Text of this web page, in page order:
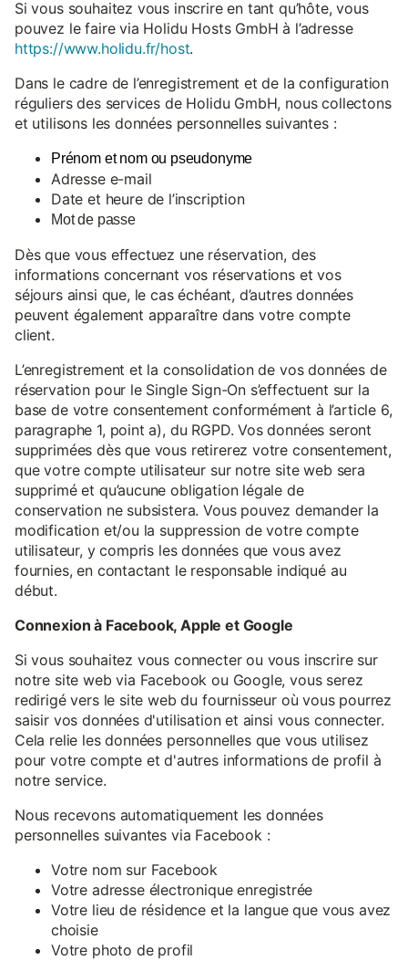
Si vous souhaitez vous inscrire en tant qu’hôte, vous
pouvez le faire via Holidu Hosts GmbH à l’adresse
https://www.holidu.fr/host.
Dans le cadre de l’enregistrement et de la configuration
réguliers des services de Holidu GmbH, nous collectons
et utilisons les données personnelles suivantes :
Prénom et nom ou pseudonyme
Adresse e-mail
Date et heure de l’inscription
Mot de passe
Dès que vous effectuez une réservation, des
informations concernant vos réservations et vos
séjours ainsi que, le cas échéant, d’autres données
peuvent également apparaître dans votre compte
client.
L’enregistrement et la consolidation de vos données de
réservation pour le Single Sign-On s’effectuent sur la
base de votre consentement conformément à l’article 6,
paragraphe 1, point a), du RGPD. Vos données seront
supprimées dès que vous retirerez votre consentement,
que votre compte utilisateur sur notre site web sera
supprimé et qu’aucune obligation légale de
conservation ne subsistera. Vous pouvez demander la
modification et/ou la suppression de votre compte
utilisateur, y compris les données que vous avez
fournies, en contactant le responsable indiqué au
début.
Connexion à Facebook, Apple et Google
Si vous souhaitez vous connecter ou vous inscrire sur
notre site web via Facebook ou Google, vous serez
redirigé vers le site web du fournisseur où vous pourrez
saisir vos données d'utilisation et ainsi vous connecter.
Cela relie les données personnelles que vous utilisez
pour votre compte et d'autres informations de profil à
notre service.
Nous recevons automatiquement les données
personnelles suivantes via Facebook :
Votre nom sur Facebook
Votre adresse électronique enregistrée
Votre lieu de résidence et la langue que vous avez
choisie
Votre photo de profil